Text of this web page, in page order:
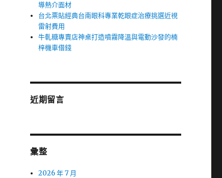
導熱介面材
台北票貼經典台南眼科專業乾眼症治療挑選近視
雷射費用
牛軋糖專賣店神桌打造噴霧降溫與電動沙發的楠
梓機車借錢
近期留言
彙整
2026 年 7 月